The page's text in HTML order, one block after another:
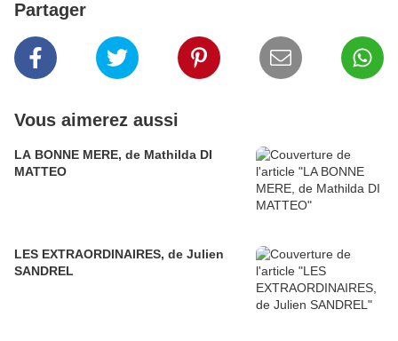
Partager
Vous aimerez aussi
LA BONNE MERE, de Mathilda DI
MATTEO
LES EXTRAORDINAIRES, de Julien
SANDREL